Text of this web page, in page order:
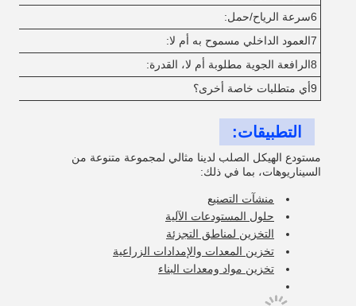
6سرعة الرياح/حمل:
7العمود الداخلي مسموح به أم لا:
8الرافعة الجوية مطلوبة أم لا، القدرة:
9أي متطلبات خاصة أخرى؟
التطبيقات:
مستودع الهيكل الصلب لدينا مثالي لمجموعة متنوعة من
السيناريوهات، بما في ذلك:
منشآت التصنيع
حلول المستودعات الآلية
التخزين لمناطق التجزئة
تخزين المعدات والإمدادات الزراعية
تخزين مواد ومعدات البناء